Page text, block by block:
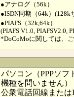
●アナログ（56k）
●ISDN同期（64k）(128k
●PIAFS（32k,64k）
(PIAFS V1.0, PIAFSV2.0,
*DoCoMoに関しては、
パソコン（PPPソ
機種を問いません）
公衆電話回線または